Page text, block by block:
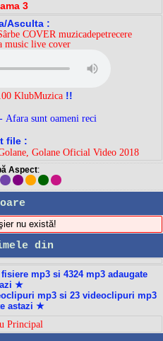
3
Asculta :
COVER muzicadepetrecere
music live cover
KlubMuzica !!
Afara sunt oameni reci
file :
Golane Oficial Video 2018
Aspect:
nu există!
din
mp3 si 4324 mp3 adaugate
★
mp3 si 23 videoclipuri mp3
astazi ★
Principal